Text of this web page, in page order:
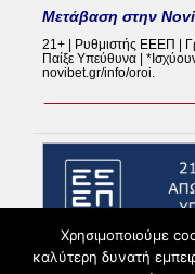
Μετάβαση στην
21+ | Ρυθμιστής ΕΕΕΠ |
Παίξε Υπεύθυνα |
novibet.gr/info/oroi.
Χρησιμοποιούμε
καλύτερη δυνατή